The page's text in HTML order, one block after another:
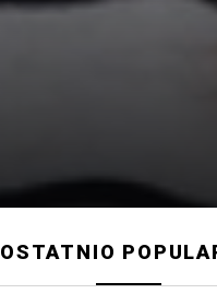
OSTATNIO